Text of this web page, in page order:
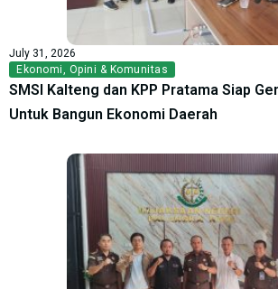
July 31, 2026
Ekonomi, Opini & Komunitas
SMSI Kalteng dan KPP Pratama Siap
Untuk Bangun Ekonomi Daerah